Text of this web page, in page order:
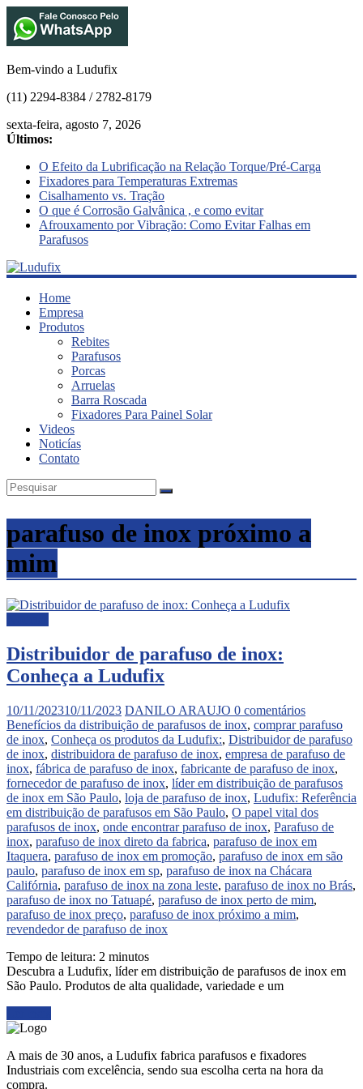
Bem-vindo a Ludufix
(11) 2294-8384 / 2782-8179
sexta-feira, agosto 7, 2026
Últimos:
O Efeito da Lubrificação na Relação Torque/Pré-Carga
Fixadores para Temperaturas Extremas
Cisalhamento vs. Tração
O que é Corrosão Galvânica , e como evitar
Afrouxamento por Vibração: Como Evitar Falhas em
Parafusos
Ludufix
Fixadores
Home
Empresa
Produtos
Rebites
Parafusos
Porcas
Arruelas
Barra Roscada
Fixadores Para Painel Solar
Videos
Noticías
Contato
parafuso de inox próximo a
mim
Distribuidor de parafuso de inox:
Conheça a Ludufix
10/11/202310/11/2023 DANILO ARAUJO 0 comentários
Benefícios da distribuição de parafusos de inox, comprar parafuso
de inox, Conheça os produtos da Ludufix:, Distribuidor de parafuso
de inox, distribuidora de parafuso de inox, empresa de parafuso de
inox, fábrica de parafuso de inox, fabricante de parafuso de inox,
fornecedor de parafuso de inox, líder em distribuição de parafusos
de inox em São Paulo, loja de parafuso de inox, Ludufix: Referência
em distribuição de parafusos em São Paulo, O papel vital dos
parafusos de inox, onde encontrar parafuso de inox, Parafuso de
inox, parafuso de inox direto da fabrica, parafuso de inox em
Itaquera, parafuso de inox em promoção, parafuso de inox em são
paulo, parafuso de inox em sp, parafuso de inox na Chácara
Califórnia, parafuso de inox na zona leste, parafuso de inox no Brás,
parafuso de inox no Tatuapé, parafuso de inox perto de mim,
parafuso de inox preço, parafuso de inox próximo a mim,
revendedor de parafuso de inox
Tempo de leitura: 2 minutos
Descubra a Ludufix, líder em distribuição de parafusos de inox em
São Paulo. Produtos de alta qualidade, variedade e um
A mais de 30 anos, a Ludufix fabrica parafusos e fixadores
Industriais com excelência, sendo sua escolha certa na hora da
compra.